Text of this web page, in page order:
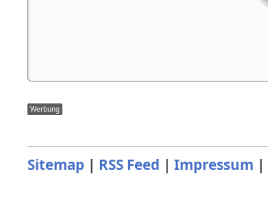
Sitemap | RSS Feed | Impressum |